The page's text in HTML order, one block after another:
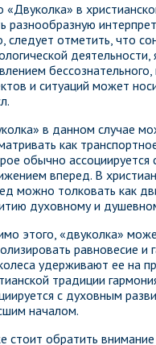
«Двуколка» в
разнообразную
следует отметить, что
деятельности,
и ситуаций может
в данном случае
как
обычно
вперед. В
можно толковать как
духовному и
этого, «двуколка»
равновесие и
удерживают ее на
традиции
с духовным
началом.
стоит обратить